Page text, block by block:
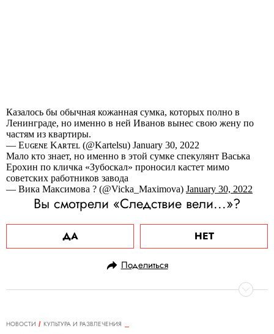
Казалось бы обычная кожанная сумка, которых полно в
Ленинграде, но именно в ней Иванов вынес свою жену по
частям из квартиры.
— Eᴜɢᴇɴᴇ Kᴀʀᴛᴇʟ (@Kartelsu) January 30, 2022
Мало кто знает, но именно в этой сумке спекулянт Васька
Ерохин по кличка «Зубоскал» проносил кастет мимо
советских работников завода
— Вика Максимова ? (@Vicka_Maximova) January 30, 2022
Вы смотрели «Следствие вели...»?
ДА НЕТ
Поделиться
НОВОСТИ
КУЛЬТУРА И РАЗВЛЕЧЕНИЯ